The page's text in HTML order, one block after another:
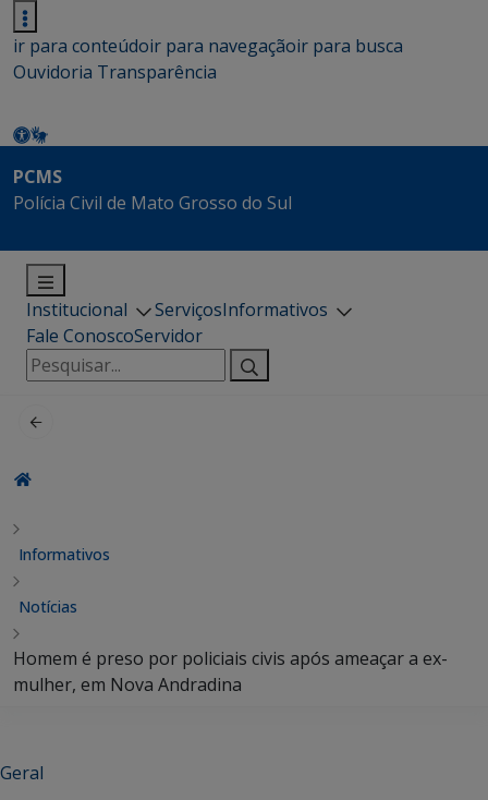
ir para conteúdoir para navegaçãoir para busca
Ouvidoria Transparência
PCMS
Polícia Civil de Mato Grosso do Sul
Institucional ServiçosInformativos
Fale ConoscoServidor
Pesquisar
por:
Informativos
Notícias
Homem é preso por policiais civis após ameaçar a ex-
mulher, em Nova Andradina
Geral